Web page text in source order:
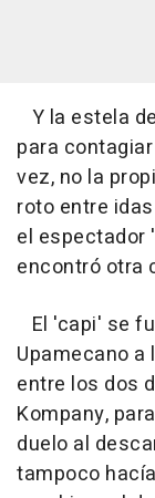
Y la estela
para
vez, no la
roto entre
el espectador
encontró otra
El 'capi' se
Upamecano a
entre los dos
Kompany,
duelo al
tampoco